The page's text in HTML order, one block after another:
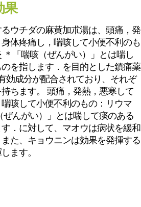
果
ウチダの麻黄加朮湯は、頭痛，発
体疼痛し，喘咳して小便不利のも
「喘咳（ぜんがい）」とは喘し
を指します．を目的とした鎮痛薬
効成分が配合されており、それぞ
ちます。 頭痛，発熱，悪寒して
咳して小便不利のもの：リウマ
ぜんがい）」とは喘して痰のある
．に対して、マオウは病状を緩和
た、キョウニンは効果を発揮する
ます。